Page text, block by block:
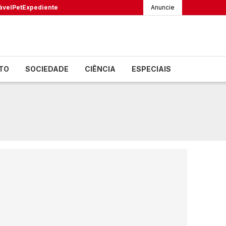
PetExpediente Anuncie
SOCIEDADE CIÊNCIA ESPECIAIS